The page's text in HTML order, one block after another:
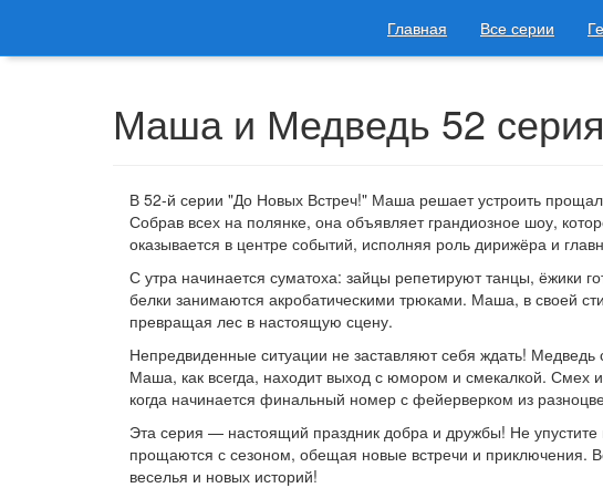
Главная Все серии
Маша и Медведь 52
В 52-й серии "До Новых Встреч!" Маша решает устроить
Собрав всех на полянке, она объявляет грандиозное шоу,
оказывается в центре событий, исполняя роль дирижёра и
С утра начинается суматоха: зайцы репетируют танцы, ёжики
белки занимаются акробатическими трюками. Маша, в своей
превращая лес в настоящую сцену.
Непредвиденные ситуации не заставляют себя ждать! Медведь
Маша, как всегда, находит выход с юмором и смекалкой. Смех
когда начинается финальный номер с фейерверком из
Эта серия — настоящий праздник добра и дружбы! Не
прощаются с сезоном, обещая новые встречи и приключения.
веселья и новых историй!